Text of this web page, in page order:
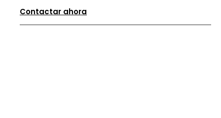
Contactar ahora